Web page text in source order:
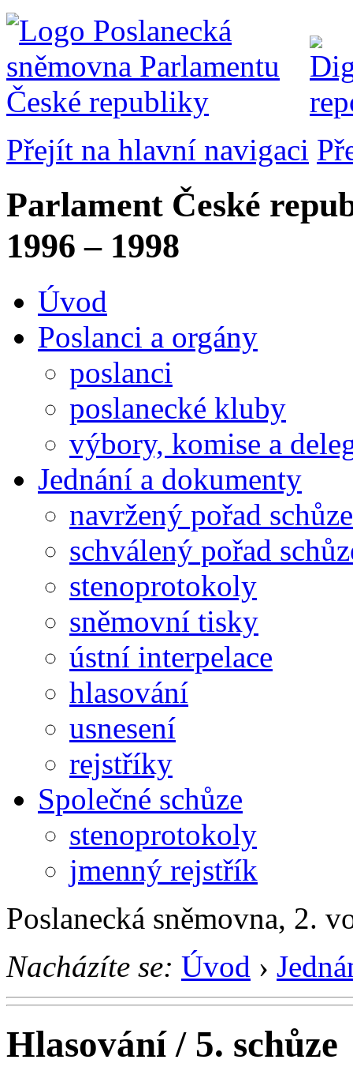
Přejít na hlavní navigaci
Parlament České
1996 – 1998
Úvod
Poslanci a orgány
poslanci
poslanecké kluby
výbory, komise a
Jednání a dokumenty
navržený pořad schůze
schválený pořad
stenoprotokoly
sněmovní tisky
ústní interpelace
hlasování
usnesení
rejstříky
Společné schůze
stenoprotokoly
jmenný rejstřík
Poslanecká sněmovna, 2.
Nacházíte se: Úvod ›
Hlasování / 5. schůze